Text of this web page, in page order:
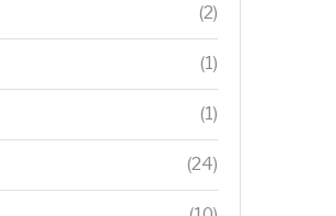
(2)
(1)
(1)
(24)